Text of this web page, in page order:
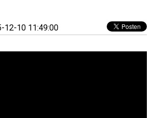
12-10 11:49:00